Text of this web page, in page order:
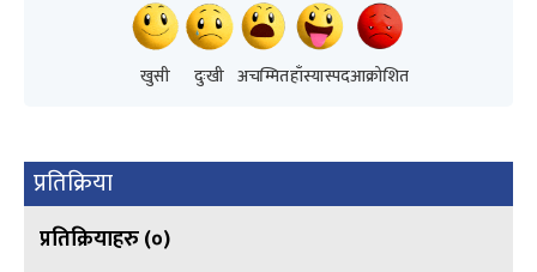
खुसी दुःखी अचम्मितहाँस्यास्पदआक्रोशित
प्रतिक्रिया
प्रतिक्रियाहरु (०)